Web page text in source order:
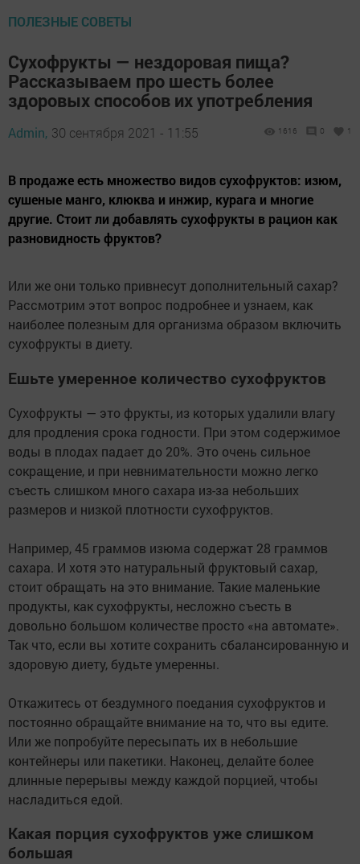
ПОЛЕЗНЫЕ СОВЕТЫ
Сухофрукты — нездоровая пища?
Рассказываем про шесть более
здоровых способов их употребления
Admin, 30 сентября 2021 - 11:55 1616 0 1
В продаже есть множество видов сухофруктов: изюм,
сушеные манго, клюква и инжир, курага и многие
другие. Стоит ли добавлять сухофрукты в рацион как
разновидность фруктов?
Или же они только привнесут дополнительный сахар?
Рассмотрим этот вопрос подробнее и узнаем, как
наиболее полезным для организма образом включить
сухофрукты в диету.
Ешьте умеренное количество сухофруктов
Сухофрукты — это фрукты, из которых удалили влагу
для продления срока годности. При этом содержимое
воды в плодах падает до 20%. Это очень сильное
сокращение, и при невнимательности можно легко
съесть слишком много сахара из-за небольших
размеров и низкой плотности сухофруктов.
Например, 45 граммов изюма содержат 28 граммов
сахара. И хотя это натуральный фруктовый сахар,
стоит обращать на это внимание. Такие маленькие
продукты, как сухофрукты, несложно съесть в
довольно большом количестве просто «на автомате».
Так что, если вы хотите сохранить сбалансированную и
здоровую диету, будьте умеренны.
Откажитесь от бездумного поедания сухофруктов и
постоянно обращайте внимание на то, что вы едите.
Или же попробуйте пересыпать их в небольшие
контейнеры или пакетики. Наконец, делайте более
длинные перерывы между каждой порцией, чтобы
насладиться едой.
Какая порция сухофруктов уже слишком
большая